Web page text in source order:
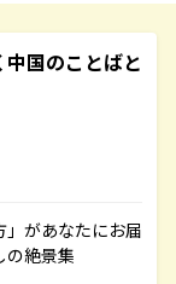
国のことばと
があなたにお届
の絶景集